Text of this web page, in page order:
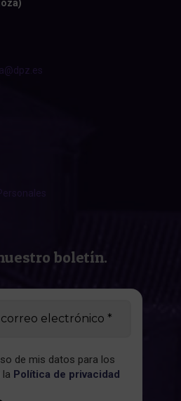
boletín.
de mis datos para los
Política de privacidad